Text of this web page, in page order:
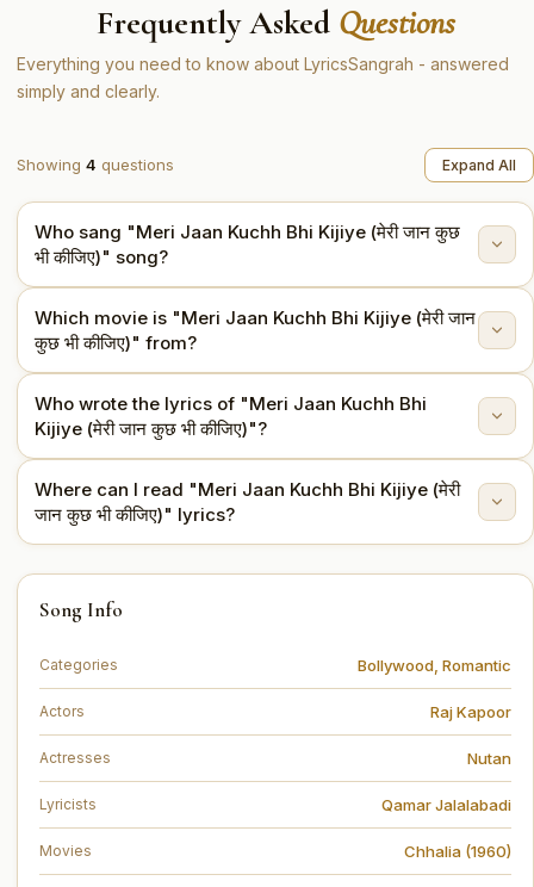
Frequently Asked Questions
Everything you need to know about LyricsSangrah - answered
simply and clearly.
Showing 4 questions Expand All
Who sang "Meri Jaan Kuchh Bhi Kijiye (मेरी जान कुछ
भी कीजिए)" song?
"Meri Jaan Kuchh Bhi Kijiye (मेरी जान कुछ भी कीजिए)" is
sung by Lata Mangeshkar, Mukesh (Mukesh Chand
Mathur).
Which movie is "Meri Jaan Kuchh Bhi Kijiye (मेरी जान
कुछ भी कीजिए)" from?
This song is from the movie Chhalia (1960).
Who wrote the lyrics of "Meri Jaan Kuchh Bhi
Kijiye (मेरी जान कुछ भी कीजिए)"?
The lyrics are written by Qamar Jalalabadi.
Where can I read "Meri Jaan Kuchh Bhi Kijiye (मेरी
जान कुछ भी कीजिए)" lyrics?
You can read the full lyrics of "Meri Jaan Kuchh Bhi
Kijiye (मेरी जान कुछ भी कीजिए)" on this page.
Song Info
Categories Bollywood Romantic
Actors Raj Kapoor
Actresses Nutan
Lyricists Qamar Jalalabadi
Movies Chhalia (1960)